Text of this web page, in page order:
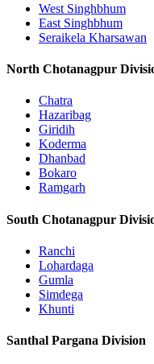
West Singhbhum
East Singhbhum
Seraikela Kharsawan
North Chotanagpur
Chatra
Hazaribag
Giridih
Koderma
Dhanbad
Bokaro
Ramgarh
South Chotanagpur
Ranchi
Lohardaga
Gumla
Simdega
Khunti
Santhal Pargana Division